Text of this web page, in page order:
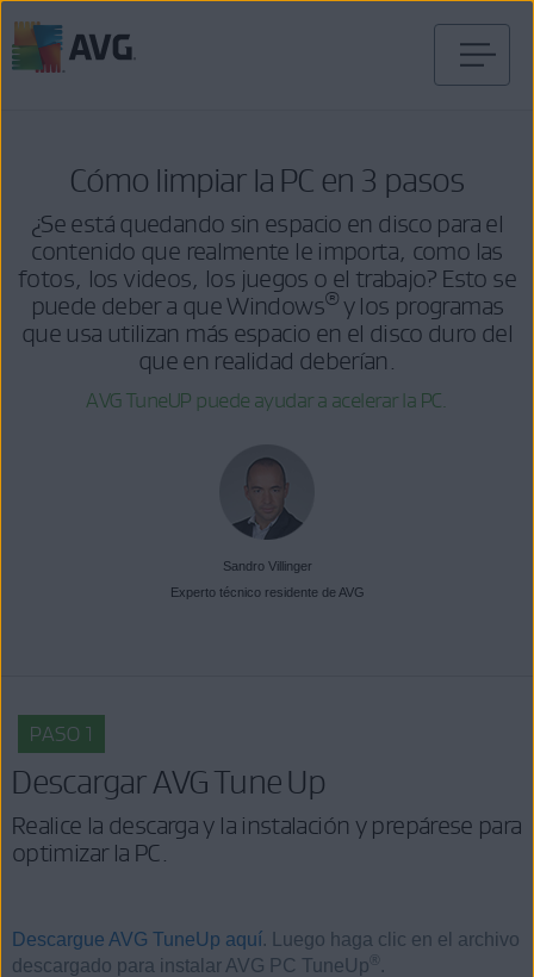
Cómo limpiar la PC en 3 pasos
¿Se está quedando sin espacio en disco para el
contenido que realmente le importa, como las
fotos, los videos, los juegos o el trabajo? Esto se
puede deber a que Windows® y los programas
que usa utilizan más espacio en el disco duro del
que en realidad deberían.
AVG TuneUP puede ayudar a acelerar la PC.
Sandro Villinger
Experto técnico residente de AVG
PASO 1
Descargar AVG Tune Up
Realice la descarga y la instalación y prepárese para
optimizar la PC.
Descargue AVG TuneUp aquí. Luego haga clic en el archivo
descargado para instalar AVG PC TuneUp ® .